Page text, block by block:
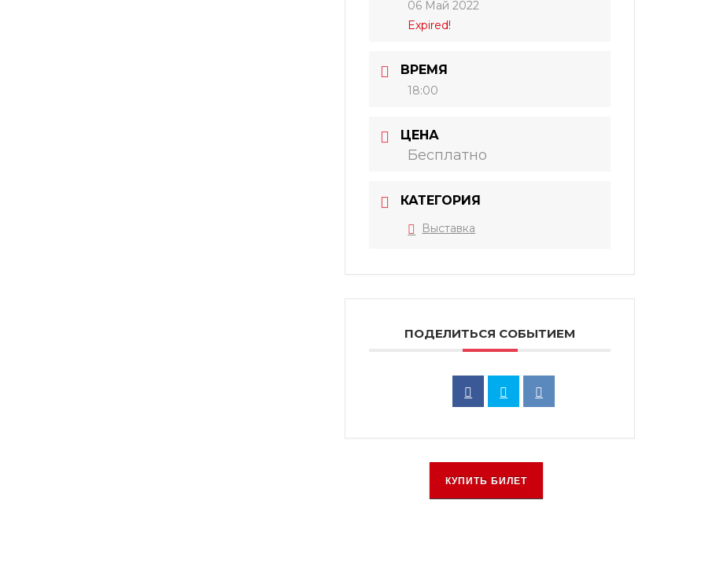
06 Май 2022
Expired!
ВРЕМЯ
18:00
ЦЕНА
Бесплатно
КАТЕГОРИЯ
Выставка
ПОДЕЛИТЬСЯ СОБЫТИЕМ
КУПИТЬ БИЛЕТ